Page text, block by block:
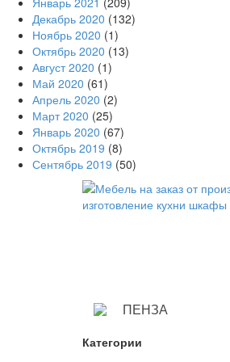
Декабрь 2020 (132)
Ноябрь 2020 (1)
Октябрь 2020 (13)
Август 2020 (1)
Май 2020 (61)
Апрель 2020 (2)
Март 2020 (25)
Январь 2020 (67)
Октябрь 2019 (8)
Сентябрь 2019 (50)
ПЕНЗА
Категории